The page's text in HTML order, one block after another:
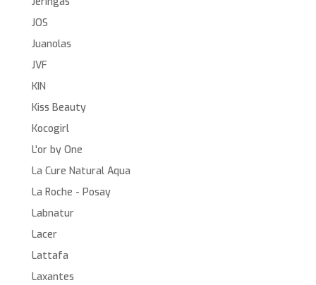
JOS
Juanolas
JVF
KIN
Kiss Beauty
Kocogirl
L'or by One
La Cure Natural Aqua
La Roche - Posay
Labnatur
Lacer
Lattafa
Laxantes